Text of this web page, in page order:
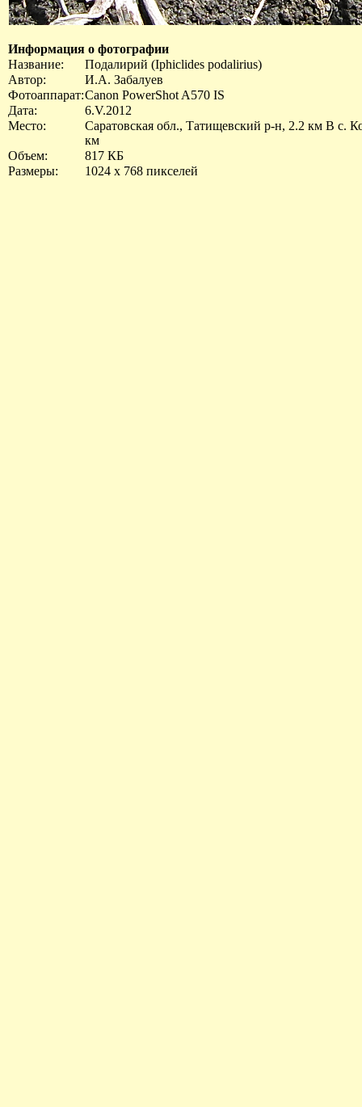
Информация о фотографии
Название:
Подалирий (Iphiclides podalirius)
Автор:
И.А. Забалуев
Фотоаппарат:Canon PowerShot A570 IS
Дата:
6.V.2012
Место:
Саратовская обл., Татищевский р-н, 2.2 км В с.
км
Объем:
817 КБ
Размеры:
1024 x 768 пикселей